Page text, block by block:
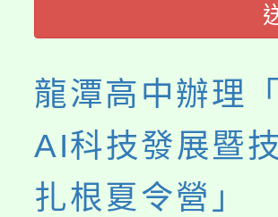
龍潭高中辦理
AI科技發展暨
扎根夏令營」